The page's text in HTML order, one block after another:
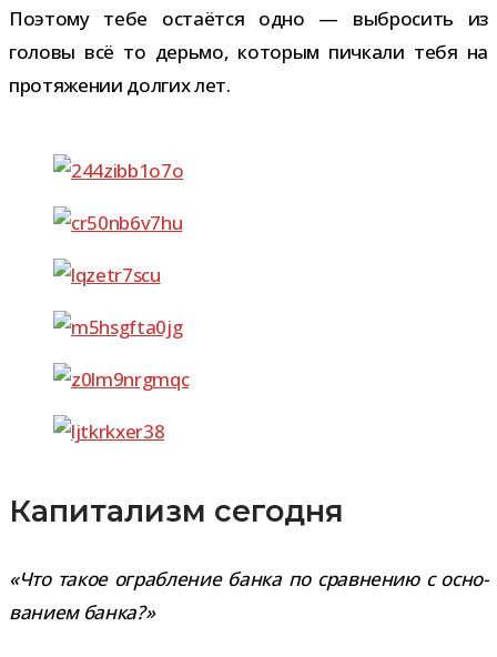
Поэтому тебе оста­ётся одно — выбро­сить из
головы всё то дерьмо, кото­рым пич­кали тебя на
про­тя­же­нии дол­гих лет.
Капитализм сегодня
«Что такое ограб­ле­ние банка по срав­не­нию с осно­
ва­нием банка?»